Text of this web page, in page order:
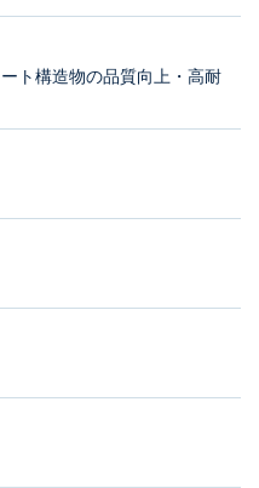
ト構造物の品質向上・高耐